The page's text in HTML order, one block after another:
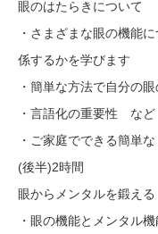
眼のはたらきについて
・さまざまな眼の機能
係するかを学びます
・簡単な方法で自分の
・言語化の重要性 など
・ご家庭でできる簡単
(後半)2時間
眼からメンタルを鍛える
・眼の機能とメンタル